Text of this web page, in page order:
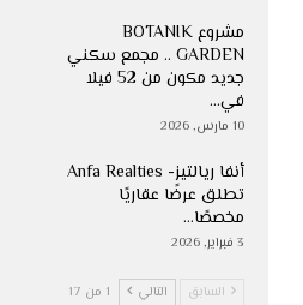
مشروع BOTANIK
GARDEN .. مجمع سكني
جديد مكون من 52 فيلا
في…
10 مارس, 2026
أنفا ريالتيز- Anfa Realties
تطلق عرضًا عقاريًا
مخصصًا…
3 فبراير, 2026
السابق التالي 1 من 17